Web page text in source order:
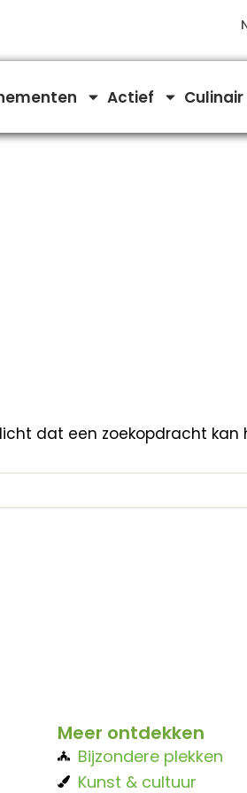
Actief Culinair
dat een zoekopdracht kan
Meer ontdekken
Bijzondere plekken
Kunst & cultuur